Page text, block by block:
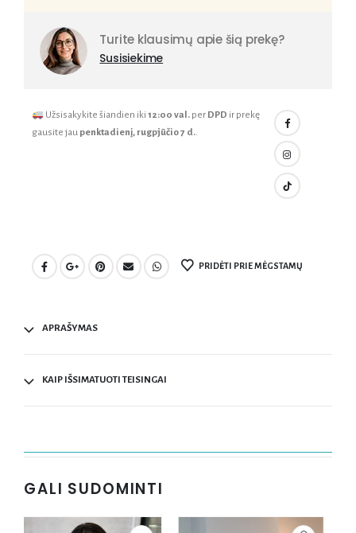
Turite klausimų apie šią prekę?
Susisiekime
Užsisakykite šiandien iki 12:00 val.per DPD ir prekę
gausite jau penktadienį, rugpjūčio 7 d..
PRIDĖTI PRIE MĖGSTAMŲ
APRAŠYMAS
KAIP IŠSIMATUOTI TEISINGAI
GALI SUDOMINTI